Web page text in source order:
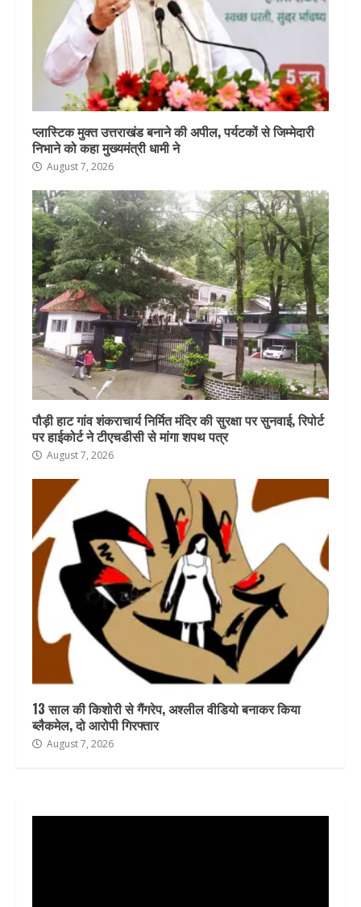
प्लास्टिक मुक्त उत्तराखंड बनाने की अपील, पर्यटकों से जिम्मेदारी
निभाने को कहा मुख्यमंत्री धामी ने
August 7, 2026
पौड़ी हाट गांव शंकराचार्य निर्मित मंदिर की सुरक्षा पर सुनवाई, रिपोर्ट
पर हाईकोर्ट ने टीएचडीसी से मांगा शपथ पत्र
August 7, 2026
13 साल की किशोरी से गैंगरेप, अश्लील वीडियो बनाकर किया
ब्लैकमेल, दो आरोपी गिरफ्तार
August 7, 2026